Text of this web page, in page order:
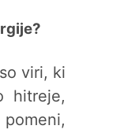
viri, ki
hitreje,